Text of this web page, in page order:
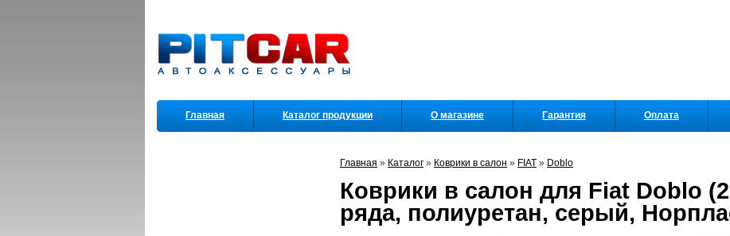
Главная » Каталог » Коврики в салон » FIAT » Doblo
Коврики в салон для Fiat Doblo
ряда, полиуретан, серый,
Главная Каталог продукции О магазине Гарантия Оплата